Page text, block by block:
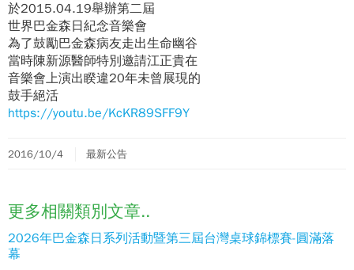
於2015.04.19舉辦第二屆
世界巴金森日紀念音樂會
為了鼓勵巴金森病友走出生命幽谷
當時陳新源醫師特別邀請江正貴在
音樂會上演出睽違20年未曾展現的
鼓手絕活
https://youtu.be/KcKR89SFF9Y
2016/10/4 最新公告
更多相關類別文章..
2026年巴金森日系列活動暨第三屆台灣桌球錦標賽-圓滿落
幕